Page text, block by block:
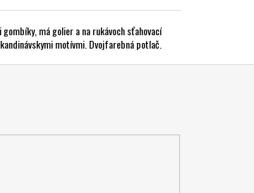
má golier a na rukávoch sťahovací
motívmi. Dvojfarebná potlač.